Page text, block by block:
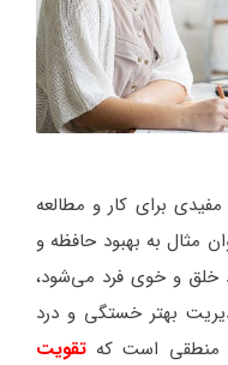
مفیدی برای کار و مطالعه
مثال به بهبود حافظه و
خلق و خوی فرد می‌شود،
بهتر خستگی و درد
منطقی است که تقویت